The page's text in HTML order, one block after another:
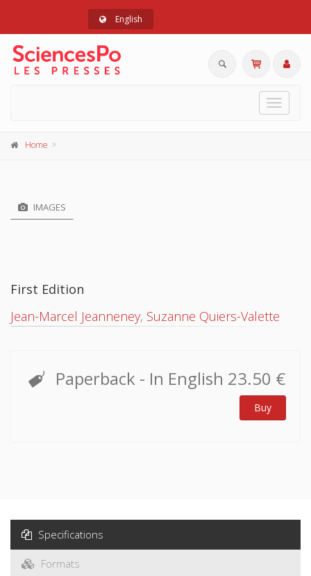
English
Toggle
Home
IMAGES
First Edition
Jean-Marcel Jeanneney, Suzanne Quiers-Valette
Paperback - In English 23.50 €
Buy
Specifications
Formats